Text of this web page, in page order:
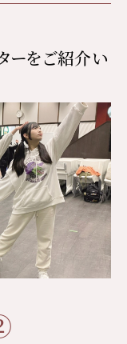
ーをご紹介い